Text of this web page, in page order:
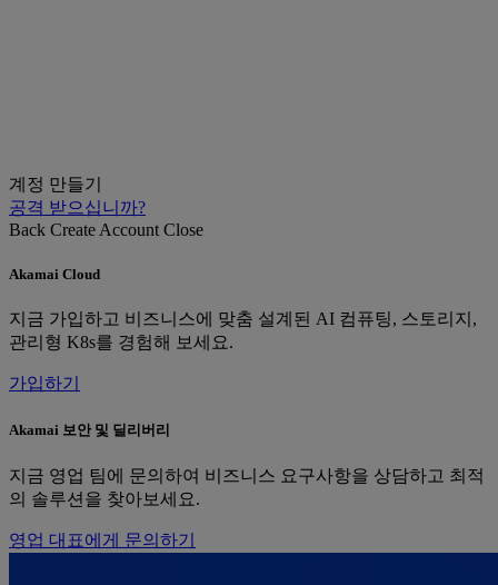
계정 만들기
공격 받으십니까?
Back Create Account Close
Akamai Cloud
지금 가입하고 비즈니스에 맞춤 설계된 AI 컴퓨팅, 스토리지,
관리형 K8s를 경험해 보세요.
가입하기
Akamai 보안 및 딜리버리
지금 영업 팀에 문의하여 비즈니스 요구사항을 상담하고 최적
의 솔루션을 찾아보세요.
영업 대표에게 문의하기